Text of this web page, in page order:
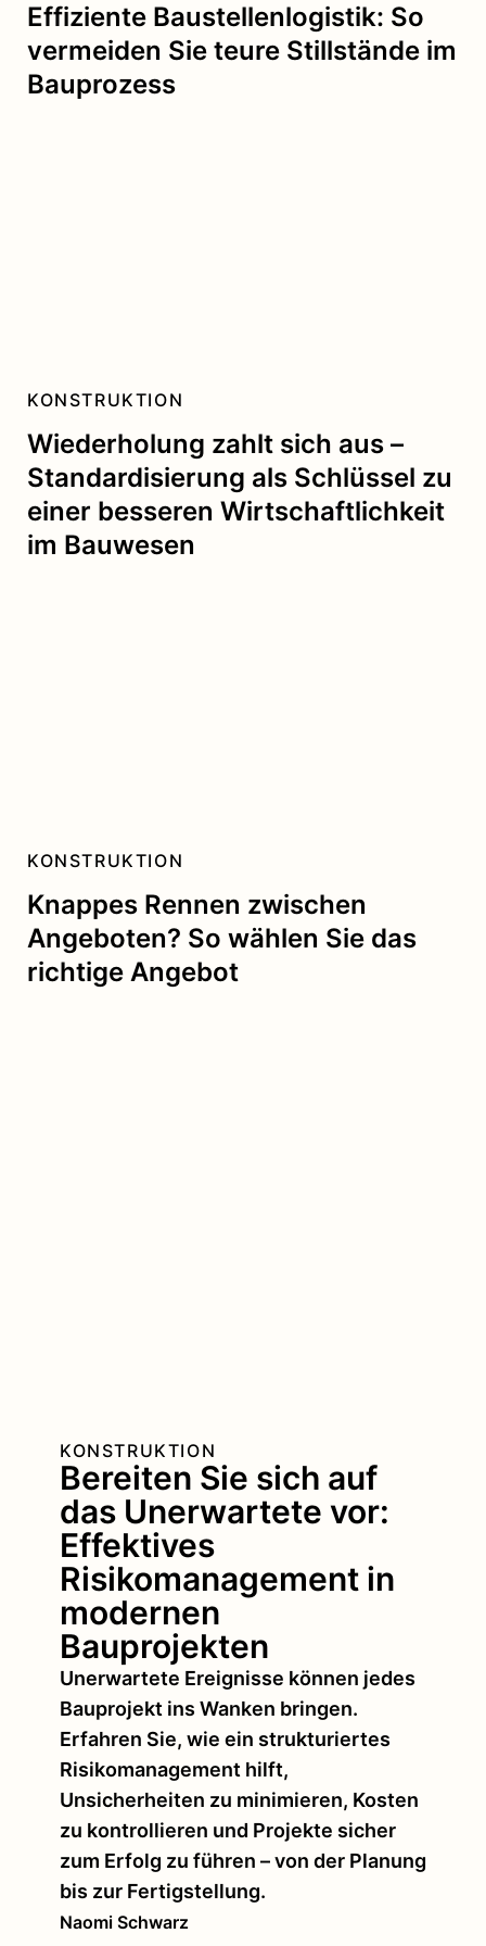
Effiziente Baustellenlogistik: So
vermeiden Sie teure Stillstände im
Bauprozess
Wiederholung zahlt sich aus –
Standardisierung als Schlüssel zu
einer besseren Wirtschaftlichkeit
im Bauwesen
KONSTRUKTION
Knappes Rennen zwischen
Angeboten? So wählen Sie das
richtige Angebot
KONSTRUKTION
Bereiten Sie sich auf
das Unerwartete vor:
Effektives
Risikomanagement in
modernen
Bauprojekten
KONSTRUKTION
Unerwartete Ereignisse können jedes
Bauprojekt ins Wanken bringen.
Erfahren Sie, wie ein strukturiertes
Risikomanagement hilft,
Unsicherheiten zu minimieren, Kosten
zu kontrollieren und Projekte sicher
zum Erfolg zu führen – von der Planung
bis zur Fertigstellung.
Naomi Schwarz